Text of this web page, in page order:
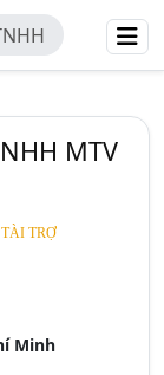
MTV
TRỢ
Minh